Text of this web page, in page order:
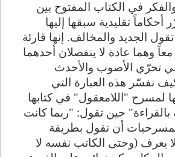
في الكتاب المفتوح بين
أحكاماً تقليدية سبقها إليها
الجديد والمخالف. إنها قارئة
وهما عادة لا ينفصلان أحدهما
تحرّي الأصوب والأحدث
نفسّر هذه العبارة التي
لمسرح "اللامعقول" في كتابها
حين تقول: "ربما كانت
أن نقول بطريقة
يعرف (وحتى الكاتب نفسه لا